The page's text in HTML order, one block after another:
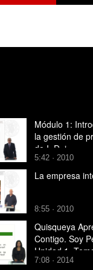
Módulo 1:
la gestión de
de I+D+i
5:42 · 2010
La empresa
8:55 · 2010
Quisqueya
Contigo. Soy
Unidad 1.
7:08 · 2014